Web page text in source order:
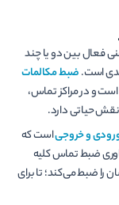
فعال بین دو یا چند
است.ضبط مکالمات
و در مراکز تماس،
حیاتی دارد.
و خروجیاست که
ضبط تماس کلیه
ضبط می­‌کند؛ تا برای